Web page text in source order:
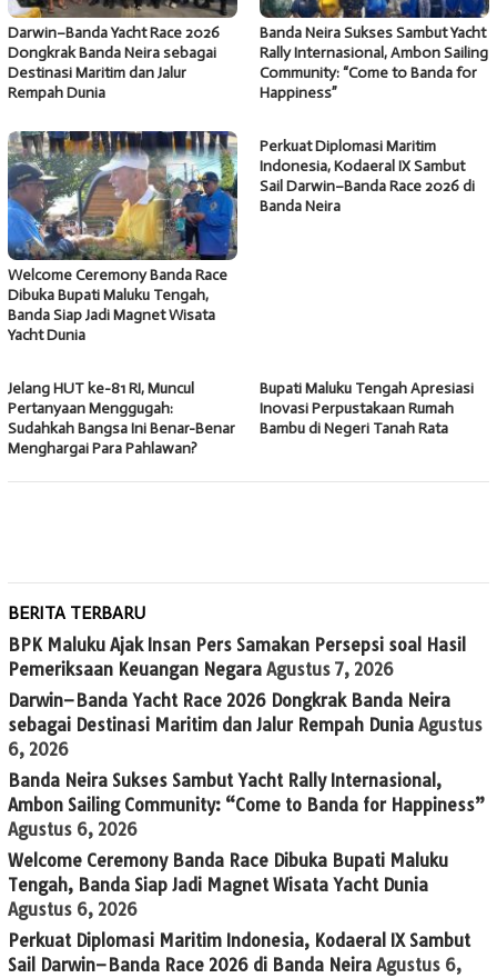
Darwin–Banda Yacht Race 2026
Dongkrak Banda Neira sebagai
Destinasi Maritim dan Jalur
Rempah Dunia
Banda Neira Sukses Sambut Yacht
Rally Internasional, Ambon Sailing
Community: “Come to Banda for
Happiness”
Welcome Ceremony Banda Race
Dibuka Bupati Maluku Tengah,
Banda Siap Jadi Magnet Wisata
Yacht Dunia
Perkuat Diplomasi Maritim
Indonesia, Kodaeral IX Sambut
Sail Darwin–Banda Race 2026 di
Banda Neira
Jelang HUT ke-81 RI, Muncul
Pertanyaan Menggugah:
Sudahkah Bangsa Ini Benar-Benar
Menghargai Para Pahlawan?
Bupati Maluku Tengah Apresiasi
Inovasi Perpustakaan Rumah
Bambu di Negeri Tanah Rata
BERITA TERBARU
BPK Maluku Ajak Insan Pers Samakan Persepsi soal Hasil
Pemeriksaan Keuangan Negara Agustus 7, 2026
Darwin–Banda Yacht Race 2026 Dongkrak Banda Neira
sebagai Destinasi Maritim dan Jalur Rempah Dunia Agustus
6, 2026
Banda Neira Sukses Sambut Yacht Rally Internasional,
Ambon Sailing Community: “Come to Banda for Happiness”
Agustus 6, 2026
Welcome Ceremony Banda Race Dibuka Bupati Maluku
Tengah, Banda Siap Jadi Magnet Wisata Yacht Dunia
Agustus 6, 2026
Perkuat Diplomasi Maritim Indonesia, Kodaeral IX Sambut
Sail Darwin–Banda Race 2026 di Banda Neira Agustus 6,